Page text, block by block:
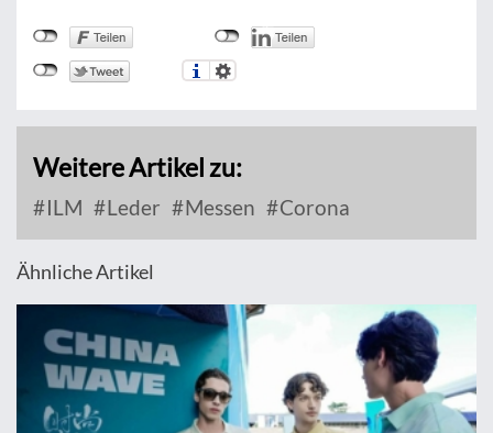
Weitere Artikel zu:
ILM Leder Messen Corona
Ähnliche Artikel